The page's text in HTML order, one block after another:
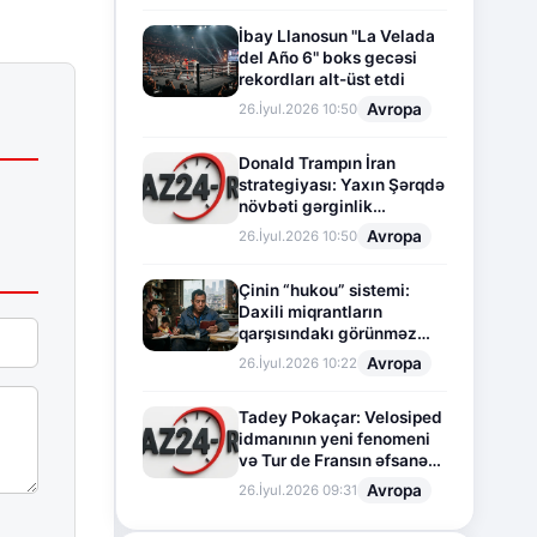
İbay Llanosun "La Velada
del Año 6" boks gecəsi
rekordları alt-üst etdi
26.İyul.2026 10:50 Avropa
Donald Trampın İran
strategiyası: Yaxın Şərqdə
növbəti gərginlik
mərhələsi
26.İyul.2026 10:50 Avropa
Çinin “hukou” sistemi:
Daxili miqrantların
qarşısındakı görünməz
sədd
26.İyul.2026 10:22 Avropa
Tadey Pokaçar: Velosiped
idmanının yeni fenomeni
və Tur de Fransın əfsanəvi
səhifəsi
26.İyul.2026 09:31 Avropa